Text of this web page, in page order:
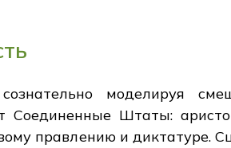
моделируя
Штаты:
правлению и диктатуре.